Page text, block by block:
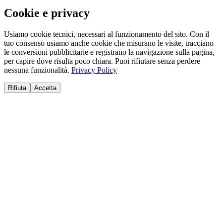
Cookie e privacy
Usiamo cookie tecnici, necessari al funzionamento del sito. Con il
tuo consenso usiamo anche cookie che misurano le visite, tracciano
le conversioni pubblicitarie e registrano la navigazione sulla pagina,
per capire dove risulta poco chiara. Puoi rifiutare senza perdere
nessuna funzionalità. Privacy Policy
Rifiuta Accetta